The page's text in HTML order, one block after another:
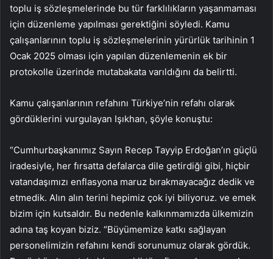
toplu iş sözleşmelerinde bu tür farklılıkların yaşanmaması
için düzenleme yapılması gerektiğini söyledi. Kamu
çalışanlarının toplu iş sözleşmelerinin yürürlük tarihinin 1
Ocak 2025 olması için yapılan düzenlemenin ek bir
protokolle üzerinde mutabakata varıldığını da belirtti.
Kamu çalışanlarının refahını Türkiye’nin refahı olarak
gördüklerini vurgulayan Işıkhan, şöyle konuştu:
“Cumhurbaşkanımız Sayın Recep Tayyip Erdoğan’ın güçlü
iradesiyle, her fırsatta defalarca dile getirdiği gibi, hiçbir
vatandaşımızı enflasyona maruz bırakmayacağız dedik ve
etmedik. Alın alın terini hepimiz çok iyi biliyoruz. ve emek
bizim için kutsaldır. Bu nedenle kalkınmamızda ülkemizin
adına taş koyan biziz. “Büyümemize katkı sağlayan
personelimizin refahını kendi sorunumuz olarak gördük.